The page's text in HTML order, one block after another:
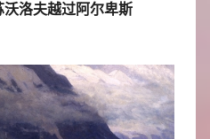
沃洛夫越过阿尔卑斯